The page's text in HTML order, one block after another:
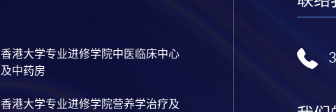
香港大学专业进修学院中医临床中心
及中药房
香港大学专业进修学院营养学治疗及